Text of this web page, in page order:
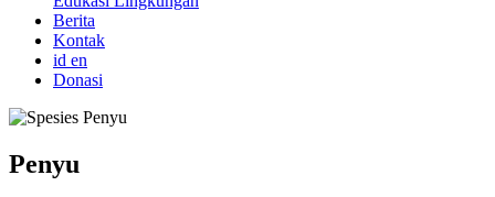
Berita
Kontak
id en
Donasi
Penyu